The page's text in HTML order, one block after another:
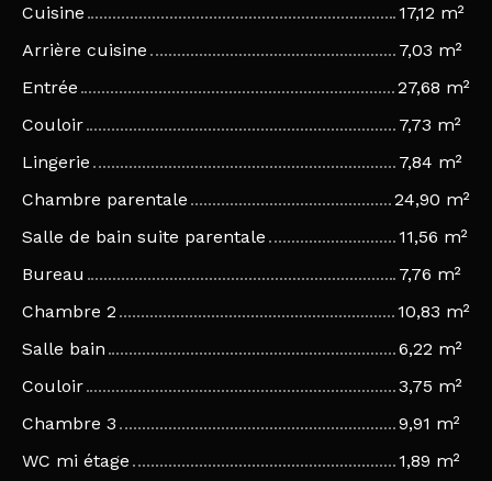
Cuisine
17,12 m²
Arrière cuisine
7,03 m²
Entrée
27,68 m²
Couloir
7,73 m²
Lingerie
7,84 m²
Chambre parentale
24,90 m²
Salle de bain suite parentale
11,56 m²
Bureau
7,76 m²
Chambre 2
10,83 m²
Salle bain
6,22 m²
Couloir
3,75 m²
Chambre 3
9,91 m²
WC mi étage
1,89 m²